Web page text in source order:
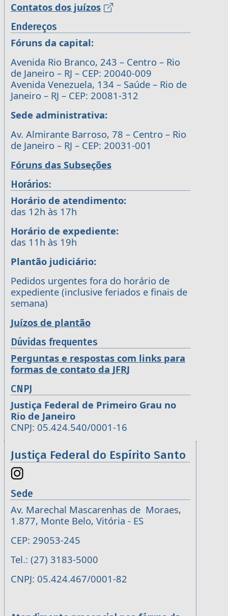
Contatos dos juízos
Endereços
Fóruns da capital:
Avenida Rio Branco, 243 – Centro – Rio
de Janeiro – RJ – CEP: 20040-009
Avenida Venezuela, 134 – Saúde – Rio de
Janeiro – RJ – CEP: 20081-312
Sede administrativa:
Av. Almirante Barroso, 78 – Centro – Rio
de Janeiro – RJ – CEP: 20031-001
Fóruns das Subseções
Horários:
Horário de atendimento:
das 12h às 17h
Horário de expediente:
das 11h às 19h
Plantão judiciário:
Pedidos urgentes fora do horário de
expediente (inclusive feriados e finais de
semana)
Juízos de plantão
Dúvidas frequentes
Perguntas e respostas com links para
formas de contato da JFRJ
CNPJ
Justiça Federal de Primeiro Grau no
Rio de Janeiro
CNPJ: 05.424.540/0001-16
Justiça Federal do Espírito Santo
Sede
Av. Marechal Mascarenhas de Moraes,
1.877, Monte Belo, Vitória - ES
CEP: 29053-245
Tel.: (27) 3183-5000
CNPJ: 05.424.467/0001-82